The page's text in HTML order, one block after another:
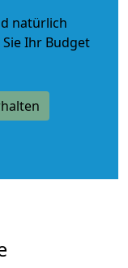
natürlich
Ihr Budget